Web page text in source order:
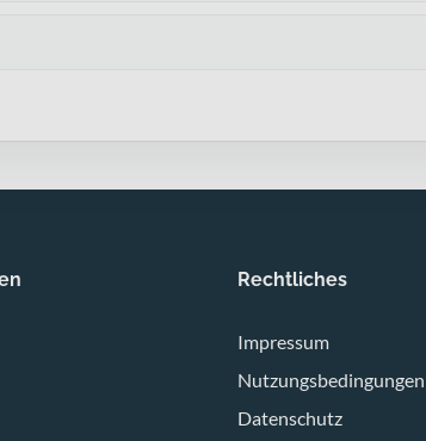
Rechtliches
Impressum
Nutzungsbedingungen
Datenschutz